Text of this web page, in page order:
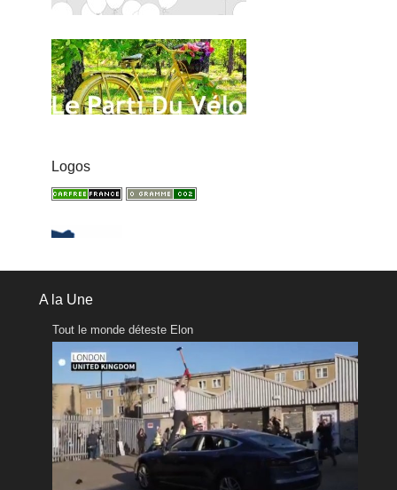
Logos
A la Une
Tout le monde déteste Elon